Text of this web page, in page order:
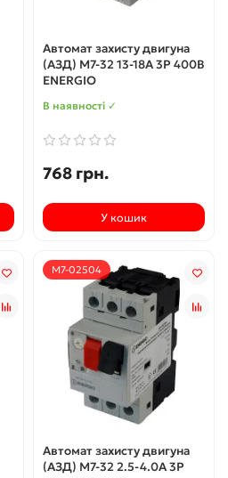
Автомат захисту двигуна
(АЗД) M7-32 13-18А 3P 400В
ENERGIO
В наявності ✓
768 грн.
У кошик
M7-02504
Автомат захисту двигуна
(АЗД) M7-32 2.5-4.0А 3P